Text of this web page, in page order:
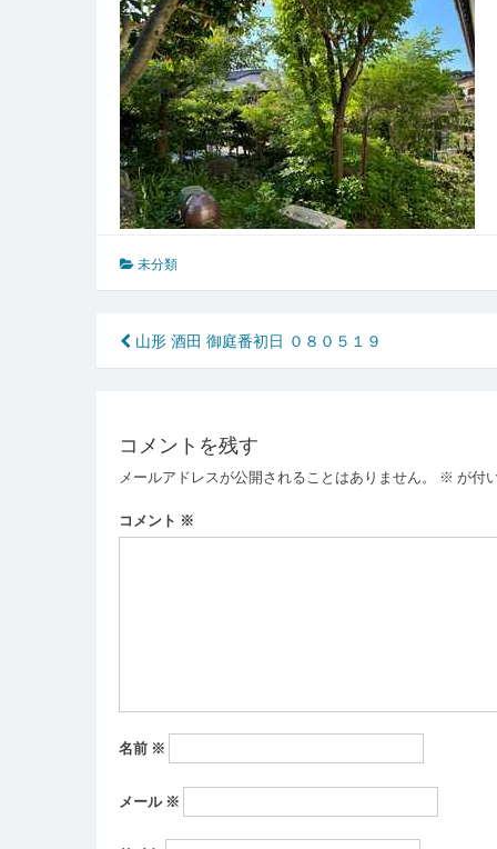
未分類
投
稿
ビ
ゲ
ー
山形 酒田 御庭番初日 ０８０５１９
コメントを残す
メールアドレスが公開されることはありません。 ※ が付
コメント ※
名前 ※
メール ※